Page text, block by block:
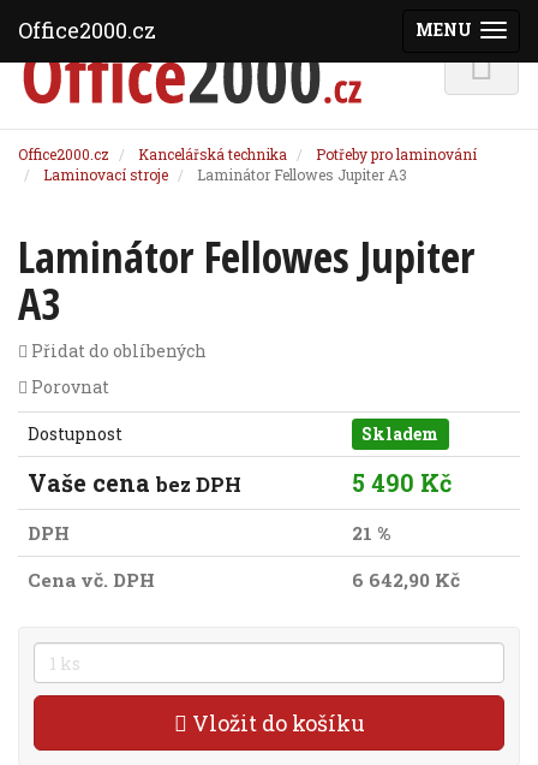
Office2000.cz Kancelářská technika
Potřeby pro laminování
Laminovací stroje
Laminátor Fellowes Jupiter A3
Laminátor Fellowes Jupiter
A3
Přidat do oblíbených
Porovnat
Dostupnost Skladem
Vaše cena bez DPH 5 490 Kč
DPH
21 %
Cena vč. DPH
6 642,90 Kč
Vložit do košíku
MENU
Office2000.cz